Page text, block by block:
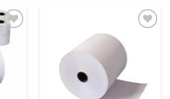
επιθυμιών